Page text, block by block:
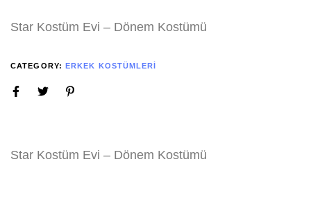
Star Kostüm Evi – Dönem Kostümü
CATEGORY: ERKEK KOSTÜMLERI
Star Kostüm Evi – Dönem Kostümü